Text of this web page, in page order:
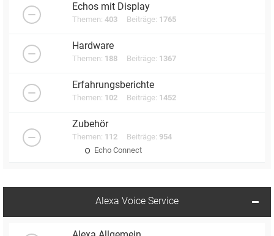
Echos mit Display
Themen: 403 Beiträge: 1765
Hardware
Themen: 188 Beiträge: 1367
Erfahrungsberichte
Themen: 102 Beiträge: 1452
Zubehör
Themen: 112 Beiträge: 954
Echo Connect
Alexa Voice Service